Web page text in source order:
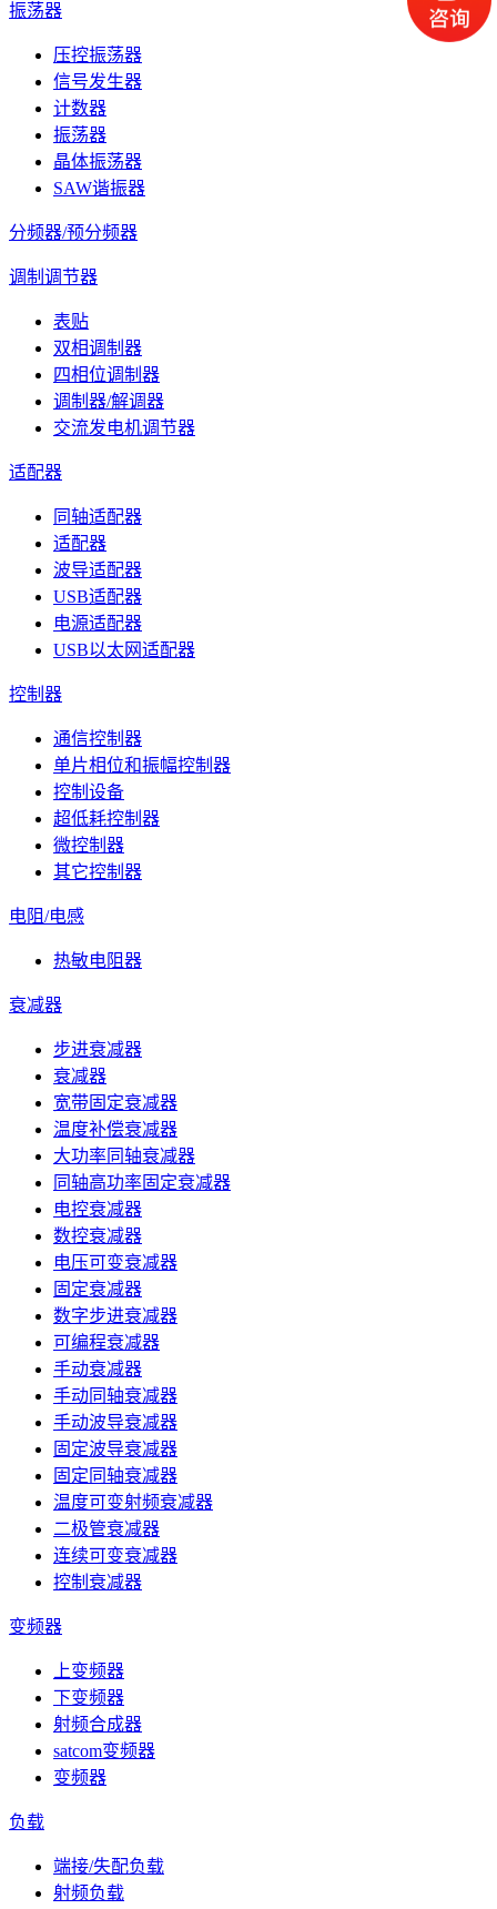
振荡器
压控振荡器
信号发生器
计数器
振荡器
晶体振荡器
SAW谐振器
分频器/预分频器
调制调节器
表贴
双相调制器
四相位调制器
调制器/解调器
交流发电机调节器
适配器
同轴适配器
适配器
波导适配器
USB适配器
电源适配器
USB以太网适配器
控制器
通信控制器
单片相位和振幅控制器
控制设备
超低耗控制器
微控制器
其它控制器
电阻/电感
热敏电阻器
衰减器
步进衰减器
衰减器
宽带固定衰减器
温度补偿衰减器
大功率同轴衰减器
同轴高功率固定衰减器
电控衰减器
数控衰减器
电压可变衰减器
固定衰减器
数字步进衰减器
可编程衰减器
手动衰减器
手动同轴衰减器
手动波导衰减器
固定波导衰减器
固定同轴衰减器
温度可变射频衰减器
二极管衰减器
连续可变衰减器
控制衰减器
变频器
上变频器
下变频器
射频合成器
satcom变频器
变频器
负载
端接/失配负载
射频负载